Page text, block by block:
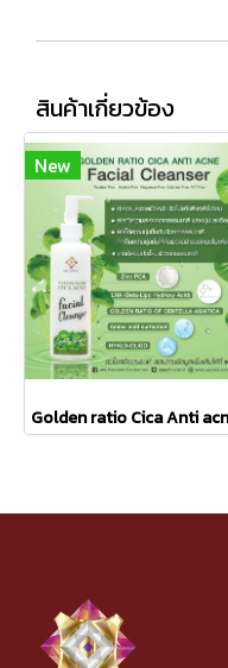
สินค้าเกี่ยวข้อง
New